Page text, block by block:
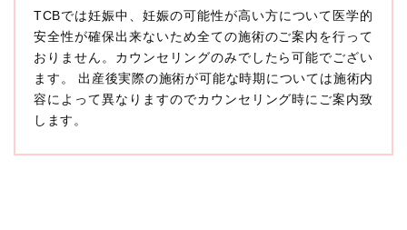
本プライバシーポリシーにおいて「個人情報」とは、生
存する個人に関する情報であって、当該情報に含まれる
氏名、生年月日その他の記述等により特定の個人を識別
できるもの又は個人識別符号（個人情報保護委員会の政
令に準じます。）が含まれるものをいいます。
収集した患者様に関する情報には、単独のままでは特定
の個人を識別できない情報もありますが、他の情報と組
み合わせることにより特定の個人を識別できる場合、か
に扱うものとします。
TCBでは妊娠中、妊娠の可能性が高い方について医学的
安全性が確保出来ないため全ての施術のご案内を行って
おりません。カウンセリングのみでしたら可能でござい
ます。 出産後実際の施術が可能な時期については施術内
容によって異なりますのでカウンセリング時にご案内致
します。